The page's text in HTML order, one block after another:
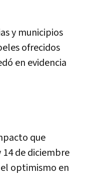
y municipios
ofrecidos
en evidencia
que
de diciembre
optimismo en